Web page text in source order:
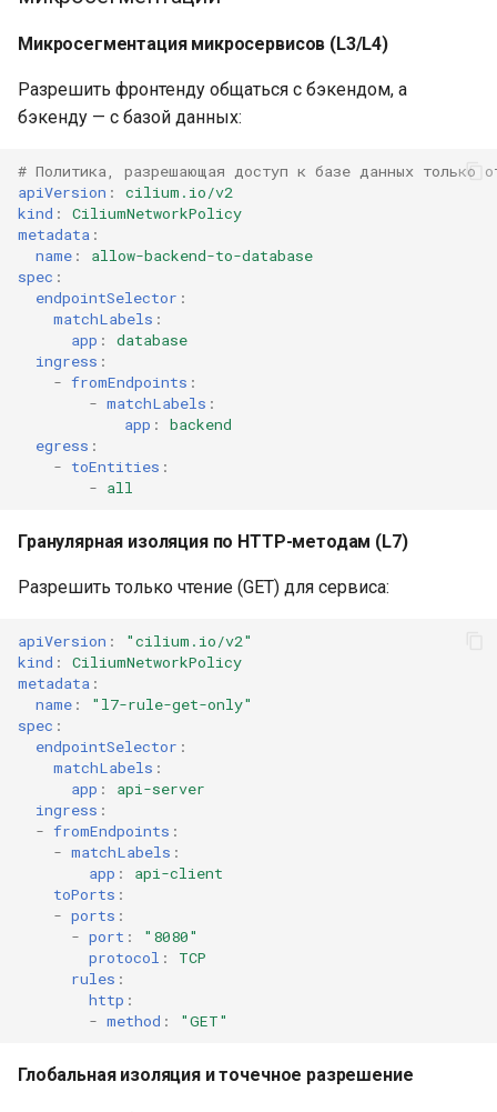
Микросегментация микросервисов (L3/L4)
Разрешить фронтенду общаться с бэкендом, а
бэкенду — с базой данных:
# Политика, разрешающая доступ к базе данных только
apiVersion :
cilium.io/v2
kind :
CiliumNetworkPolicy
metadata :
name :
allow-backend-to-database
spec :
endpointSelector :
matchLabels :
app :
database
ingress :
- fromEndpoints :
- matchLabels :
app :
backend
egress :
- toEntities :
- all
Гранулярная изоляция по HTTP-методам (L7)
Разрешить только чтение (GET) для сервиса:
apiVersion :
"cilium.io/v2"
kind :
CiliumNetworkPolicy
metadata :
name :
"l7-rule-get-only"
spec :
endpointSelector :
matchLabels :
app :
api-server
ingress :
- fromEndpoints :
- matchLabels :
app :
api-client
toPorts :
- ports :
- port :
"8080"
protocol :
TCP
rules :
http :
- method : "GET"
Глобальная изоляция и точечное разрешение